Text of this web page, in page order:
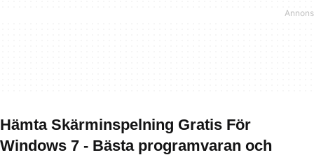
Hämta Skärminspelning Gratis För
Windows 7 - Bästa programvaran och